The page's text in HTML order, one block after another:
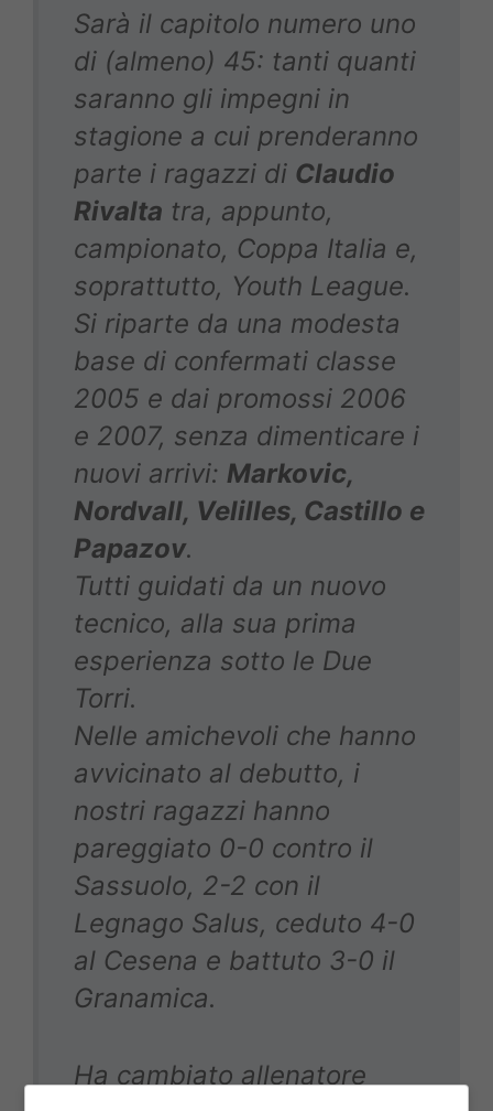
Sarà il capitolo numero uno
di (almeno) 45: tanti quanti
saranno gli impegni in
stagione a cui prenderanno
parte i ragazzi di Claudio
Rivalta tra, appunto,
campionato, Coppa Italia e,
soprattutto, Youth League.
Si riparte da una modesta
base di confermati classe
2005 e dai promossi 2006
e 2007, senza dimenticare i
nuovi arrivi: Markovic,
Nordvall, Velilles, Castillo e
Papazov.
Tutti guidati da un nuovo
tecnico, alla sua prima
esperienza sotto le Due
Torri.
Nelle amichevoli che hanno
avvicinato al debutto, i
nostri ragazzi hanno
pareggiato 0-0 contro il
Sassuolo, 2-2 con il
Legnago Salus, ceduto 4-0
al Cesena e battuto 3-0 il
Granamica.
Ha cambiato allenatore